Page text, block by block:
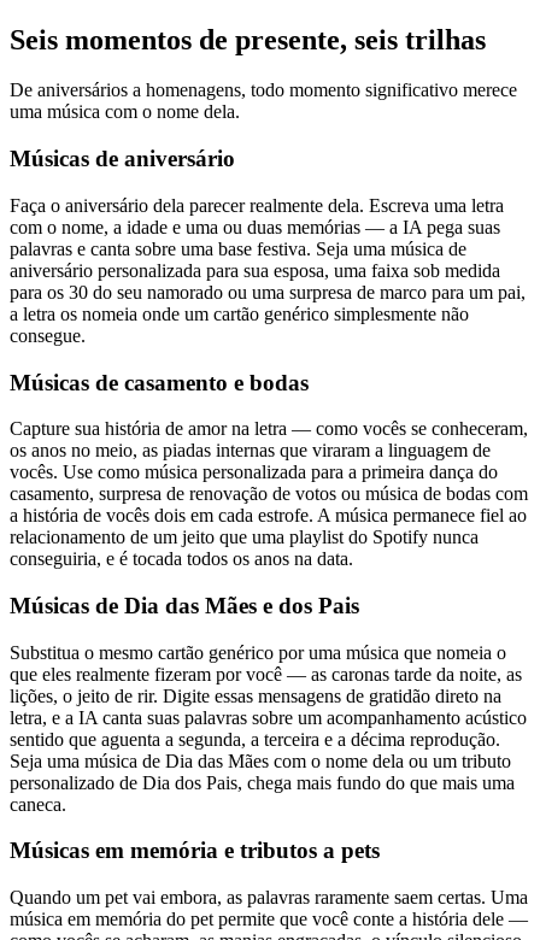
Seis momentos de presente, seis trilhas
De aniversários a homenagens, todo momento significativo merece
uma música com o nome dela.
Músicas de aniversário
Faça o aniversário dela parecer realmente dela. Escreva uma letra
com o nome, a idade e uma ou duas memórias — a IA pega suas
palavras e canta sobre uma base festiva. Seja uma música de
aniversário personalizada para sua esposa, uma faixa sob medida
para os 30 do seu namorado ou uma surpresa de marco para um pai,
a letra os nomeia onde um cartão genérico simplesmente não
consegue.
Músicas de casamento e bodas
Capture sua história de amor na letra — como vocês se conheceram,
os anos no meio, as piadas internas que viraram a linguagem de
vocês. Use como música personalizada para a primeira dança do
casamento, surpresa de renovação de votos ou música de bodas com
a história de vocês dois em cada estrofe. A música permanece fiel ao
relacionamento de um jeito que uma playlist do Spotify nunca
conseguiria, e é tocada todos os anos na data.
Músicas de Dia das Mães e dos Pais
Substitua o mesmo cartão genérico por uma música que nomeia o
que eles realmente fizeram por você — as caronas tarde da noite, as
lições, o jeito de rir. Digite essas mensagens de gratidão direto na
letra, e a IA canta suas palavras sobre um acompanhamento acústico
sentido que aguenta a segunda, a terceira e a décima reprodução.
Seja uma música de Dia das Mães com o nome dela ou um tributo
personalizado de Dia dos Pais, chega mais fundo do que mais uma
caneca.
Músicas em memória e tributos a pets
Quando um pet vai embora, as palavras raramente saem certas. Uma
música em memória do pet permite que você conte a história dele —